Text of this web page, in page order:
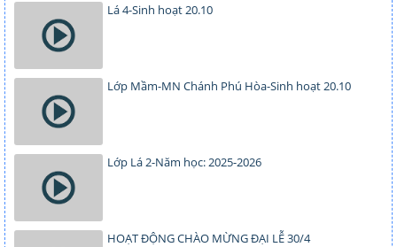
Lá 4-Sinh hoạt 20.10
Lớp Mầm-MN Chánh Phú Hòa-Sinh hoạt 20.10
Lớp Lá 2-Năm học: 2025-2026
HOẠT ĐỘNG CHÀO MỪNG ĐẠI LỄ 30/4